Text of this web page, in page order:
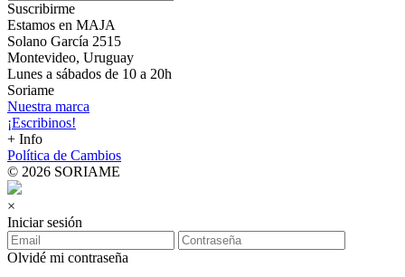
Suscribirme
Estamos en MAJA
Solano García 2515
Montevideo, Uruguay
Lunes a sábados de 10 a 20h
Soriame
Nuestra marca
¡Escribinos!
+ Info
Política de Cambios
© 2026 SORIAME
×
Iniciar sesión
Olvidé mi contraseña